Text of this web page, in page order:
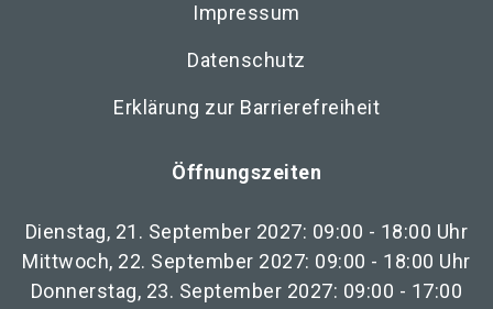
Impressum
Datenschutz
Erklärung zur Barrierefreiheit
Öffnungszeiten
Dienstag, 21. September 2027: 09:00 - 18:00 Uhr
Mittwoch, 22. September 2027: 09:00 - 18:00 Uhr
Donnerstag, 23. September 2027: 09:00 - 17:00